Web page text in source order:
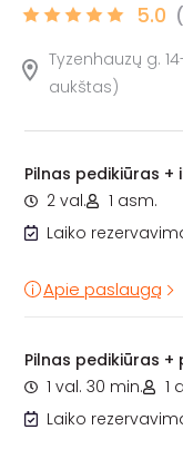
5.0
Tyzenhauzų g.
aukštas)
Pilnas pedikiūras
2 val.
1 asm.
Laiko
Apie paslaugą
Pilnas pedikiūras
1 val. 30 min.
1
Laiko